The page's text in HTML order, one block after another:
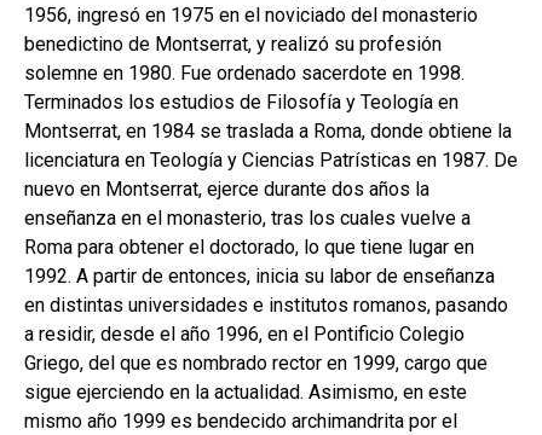
1956, ingresó en 1975 en el noviciado del monasterio
benedictino de Montserrat, y realizó su profesión
solemne en 1980. Fue ordenado sacerdote en 1998.
Terminados los estudios de Filosofía y Teología en
Montserrat, en 1984 se traslada a Roma, donde obtiene la
licenciatura en Teología y Ciencias Patrísticas en 1987. De
nuevo en Montserrat, ejerce durante dos años la
enseñanza en el monasterio, tras los cuales vuelve a
Roma para obtener el doctorado, lo que tiene lugar en
1992. A partir de entonces, inicia su labor de enseñanza
en distintas universidades e institutos romanos, pasando
a residir, desde el año 1996, en el Pontificio Colegio
Griego, del que es nombrado rector en 1999, cargo que
sigue ejerciendo en la actualidad. Asimismo, en este
mismo año 1999 es bendecido archimandrita por el